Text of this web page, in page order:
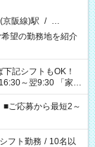
京阪線)駅 / …
望の勤務地を紹介
翌9:30 「家族
準備がしたい」
を教えてください
40時間を超える場
ご応募から最短2～
シフト勤務 / 10名以